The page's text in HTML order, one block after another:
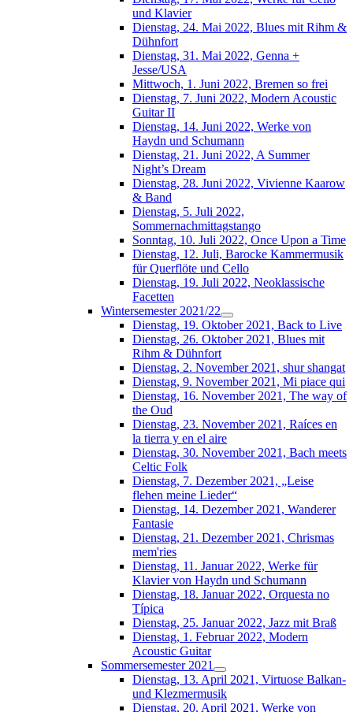
und Klavier
Dienstag, 24. Mai 2022, Blues mit Rihm &
Dühnfort
Dienstag, 31. Mai 2022, Genna +
Jesse/USA
Mittwoch, 1. Juni 2022, Bremen so frei
Dienstag, 7. Juni 2022, Modern Acoustic
Guitar II
Dienstag, 14. Juni 2022, Werke von
Haydn und Schumann
Dienstag, 21. Juni 2022, A Summer
Night’s Dream
Dienstag, 28. Juni 2022, Vivienne Kaarow
& Band
Dienstag, 5. Juli 2022,
Sommernachmittagstango
Sonntag, 10. Juli 2022, Once Upon a Time
Dienstag, 12. Juli, Barocke Kammermusik
für Querflöte und Cello
Dienstag, 19. Juli 2022, Neoklassische
Facetten
Wintersemester 2021/22
Dienstag, 19. Oktober 2021, Back to Live
Dienstag, 26. Oktober 2021, Blues mit
Rihm & Dühnfort
Dienstag, 2. November 2021, shur shangat
Dienstag, 9. November 2021, Mi piace qui
Dienstag, 16. November 2021, The way of
the Oud
Dienstag, 23. November 2021, Raíces en
la tierra y en el aire
Dienstag, 30. November 2021, Bach meets
Celtic Folk
Dienstag, 7. Dezember 2021, „Leise
flehen meine Lieder“
Dienstag, 14. Dezember 2021, Wanderer
Fantasie
Dienstag, 21. Dezember 2021, Chrismas
mem'ries
Dienstag, 11. Januar 2022, Werke für
Klavier von Haydn und Schumann
Dienstag, 18. Januar 2022, Orquesta no
Típica
Dienstag, 25. Januar 2022, Jazz mit Braß
Dienstag, 1. Februar 2022, Modern
Acoustic Guitar
Sommersemester 2021
Dienstag, 13. April 2021, Virtuose Balkan-
und Klezmermusik
Dienstag, 20. April 2021, Werke von